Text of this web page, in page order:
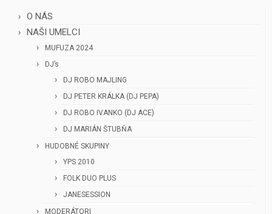
O NÁS
NAŠI UMELCI
MUFUZA 2024
DJ’s
DJ ROBO MAJLING
DJ PETER KRÁLKA (DJ PEPA)
DJ ROBO IVANKO (DJ ACE)
DJ MARIÁN ŠTUBŇA
HUDOBNÉ SKUPINY
YPS 2010
FOLK DUO PLUS
JANESESSION
MODERÁTORI